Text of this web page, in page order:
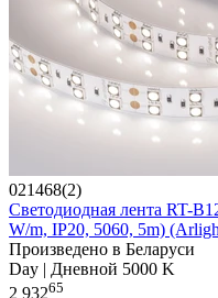
021468(2)
Светодиодная лента RT-
W/m, IP20, 5060, 5m)
Произведено в Беларуси
Day | Дневной 5000 K
2 93265